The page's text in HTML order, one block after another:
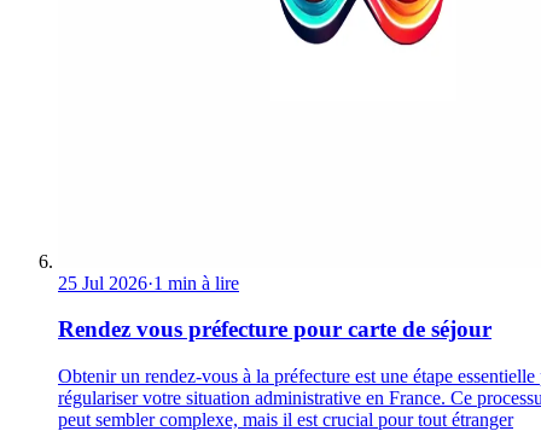
25 Jul 2026·1 min à lire
Rendez vous préfecture pour carte de séjour
Obtenir un rendez-vous à la préfecture est une étape essentielle
régulariser votre situation administrative en France. Ce
peut sembler complexe, mais il est crucial pour tout étranger